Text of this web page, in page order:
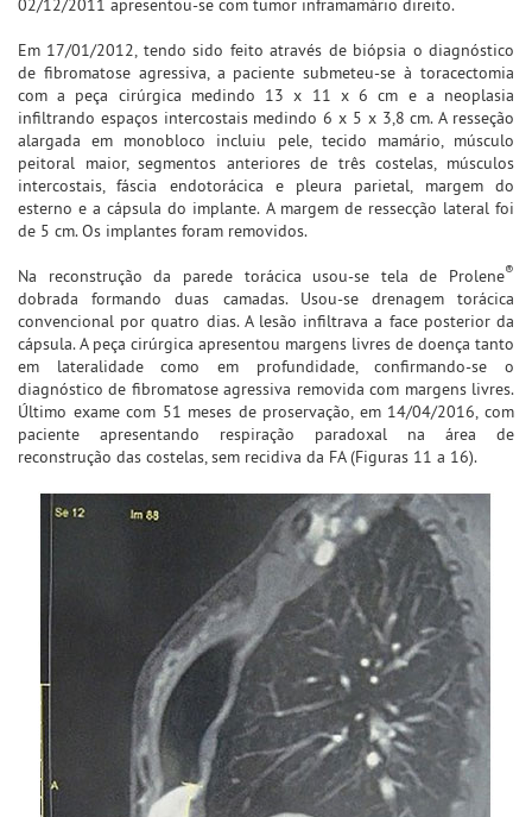
Em 17/01/2012, tendo sido feito através de biópsia o diagnóstico
de fibromatose agressiva, a paciente submeteu-se à toracectomia
com a peça cirúrgica medindo 13 x 11 x 6 cm e a neoplasia
infiltrando espaços intercostais medindo 6 x 5 x 3,8 cm. A resseção
alargada em monobloco incluiu pele, tecido mamário, músculo
peitoral maior, segmentos anteriores de três costelas, músculos
intercostais, fáscia endotorácica e pleura parietal, margem do
esterno e a cápsula do implante. A margem de ressecção lateral foi
de 5 cm. Os implantes foram removidos.
Na reconstrução da parede torácica usou-se tela de Prolene®
dobrada formando duas camadas. Usou-se drenagem torácica
convencional por quatro dias. A lesão infiltrava a face posterior da
cápsula. A peça cirúrgica apresentou margens livres de doença tanto
em lateralidade como em profundidade, confirmando-se o
diagnóstico de fibromatose agressiva removida com margens livres.
Último exame com 51 meses de proservação, em 14/04/2016, com
paciente apresentando respiração paradoxal na área de
reconstrução das costelas, sem recidiva da FA (Figuras 11 a 16).